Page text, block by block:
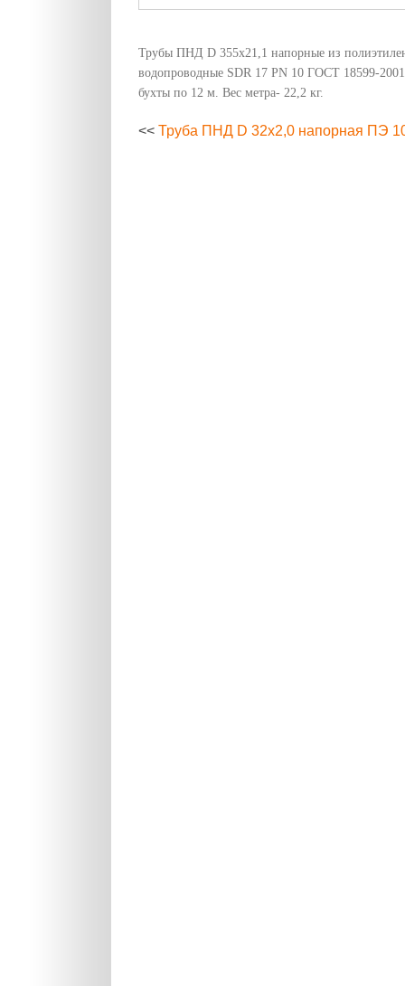
Трубы ПНД D 355х21,1 напорные из
водопроводные SDR 17 PN 10 ГОСТ 18599-
бухты по 12 м. Вес метра- 22,2 кг.
<< Труба ПНД D 32х2,0 напорная ПЭ